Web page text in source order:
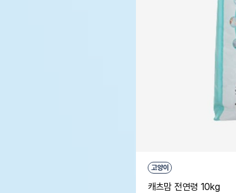
고양이
캐츠맘 전연령 10kg